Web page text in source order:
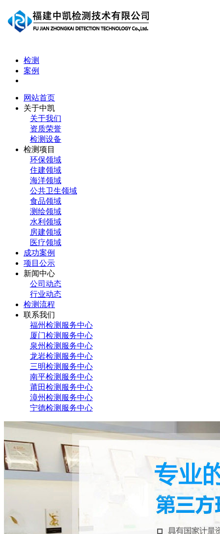
检测
案例
网站首页
关于中凯
关于我们
资质荣誉
检测设备
检测项目
环保领域
住建领域
海洋领域
公共卫生领域
食品领域
测绘领域
水利领域
房建领域
医疗领域
成功案例
项目公示
新闻中心
公司动态
行业动态
检测流程
联系我们
福州检测服务中心
厦门检测服务中心
泉州检测服务中心
龙岩检测服务中心
三明检测服务中心
南平检测服务中心
莆田检测服务中心
漳州检测服务中心
宁德检测服务中心